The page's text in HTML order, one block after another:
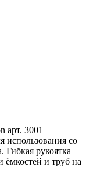
арт. 3001 —
использования со
рукоятка
ёмкостей и труб на